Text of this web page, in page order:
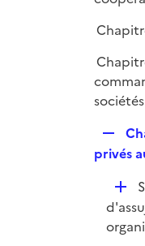
l
i
e
r
e
l
i
e
privés
D
é
p